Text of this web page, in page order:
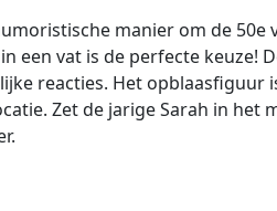
manier om de
een vat is de perfecte keuze!
reacties. Het opblaasfiguur
Zet de jarige Sarah in